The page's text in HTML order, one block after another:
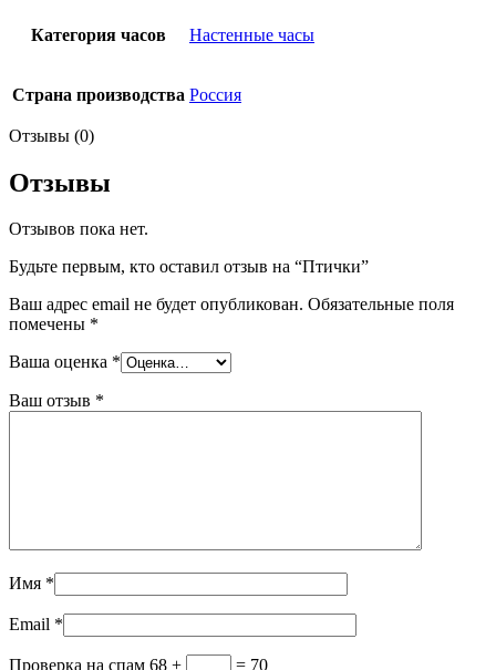
Категория часов Настенные часы
Страна производства Россия
Отзывы (0)
Отзывы
Отзывов пока нет.
Будьте первым, кто оставил отзыв на “Птички”
Ваш адрес email не будет опубликован. Обязательные поля
помечены *
Ваша оценка *
Ваш отзыв *
Имя *
Email *
Проверка на спам 68 + = 70